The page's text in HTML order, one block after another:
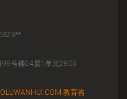
99号楼24层1单元2805
教育咨